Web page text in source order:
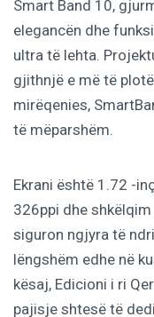
Smart Band 10,
elegancën dhe
ultra të lehta.
gjithnjë e më të
mirëqenies,
të mëparshëm.
Ekrani është 1.72 -
326ppi dhe
siguron ngjyra të
lëngshëm edhe në
kësaj, Edicioni i ri
pajisje shtesë të